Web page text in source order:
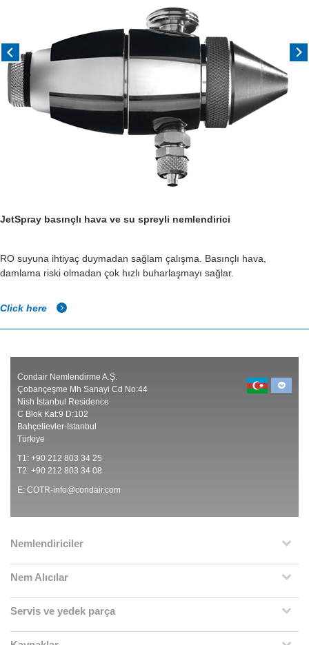
JetSpray basınçlı hava ve su spreyli nemlendirici
RO suyuna ihtiyaç duymadan sağlam çalışma. Basınçlı hava,
damlama riski olmadan çok hızlı buharlaşmayı sağlar.
Click here
Condair Nemlendirme A.Ş.
Çobançeşme Mh Sanayi Cd No:44
Nish İstanbul Residence
C Blok Kat:9 D:102
Bahçelievler-İstanbul
Türkiye
T1: +90 212 803 34 25
T2: +90 212 803 34 08
E: COTR-info@condair.com
Nemlendiriciler
Nem Alıcılar
Servis ve yedek parça